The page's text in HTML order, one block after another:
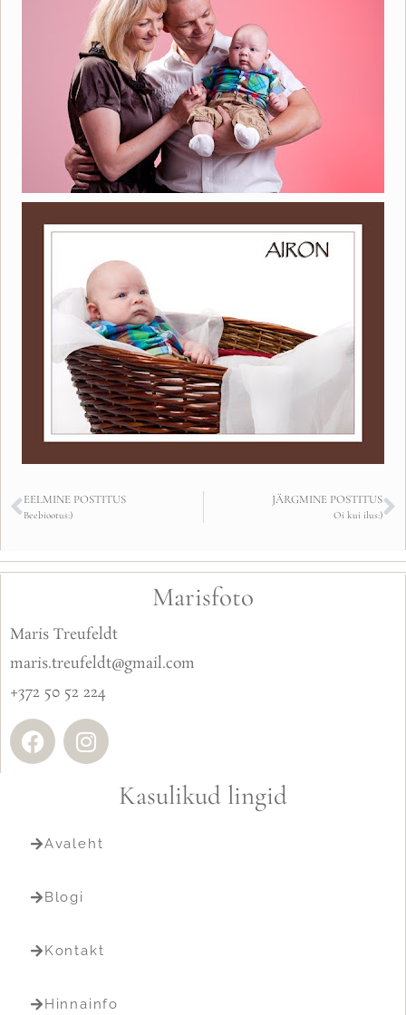
EELMINE POSTITUS
Beebiootus:)
JÄRGMINE POSTITUS
Oi kui ilus:)
Marisfoto
Maris Treufeldt
maris.treufeldt@gmail.com
+372 50 52 224
Kasulikud lingid
Avaleht
Blogi
Kontakt
Hinnainfo